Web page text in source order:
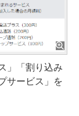
」「割り込み
サービス」を